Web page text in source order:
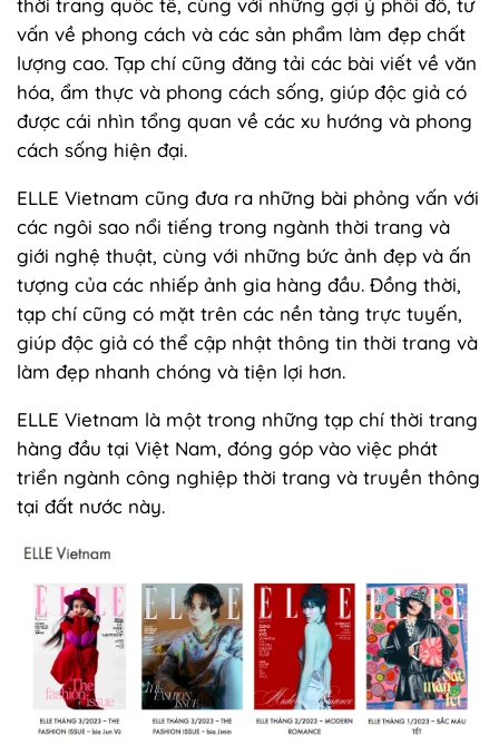
vấn về phong cách và các sản phẩm làm đẹp chất
lượng cao. Tạp chí cũng đăng tải các bài viết về văn
hóa, ẩm thực và phong cách sống, giúp độc giả có
được cái nhìn tổng quan về các xu hướng và phong
cách sống hiện đại.
ELLE Vietnam cũng đưa ra những bài phỏng vấn với
các ngôi sao nổi tiếng trong ngành thời trang và
giới nghệ thuật, cùng với những bức ảnh đẹp và ấn
tượng của các nhiếp ảnh gia hàng đầu. Đồng thời,
tạp chí cũng có mặt trên các nền tảng trực tuyến,
giúp độc giả có thể cập nhật thông tin thời trang và
làm đẹp nhanh chóng và tiện lợi hơn.
ELLE Vietnam là một trong những tạp chí thời trang
hàng đầu tại Việt Nam, đóng góp vào việc phát
triển ngành công nghiệp thời trang và truyền thông
tại đất nước này.